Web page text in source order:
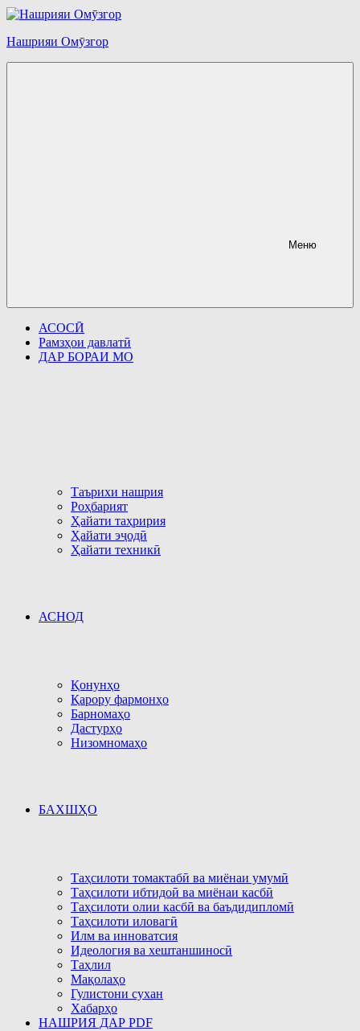
Перейти
содержимому
Нашрияи Омӯзгор
Меню
АСОСӢ
Рамзҳои давлатӣ
ДАР БОРАИ МО
Таърихи нашрия
Роҳбарият
Ҳайати таҳририя
Ҳайати эҷодӣ
Ҳайати техникӣ
АСНОД
Қонунҳо
Қарору фармонҳо
Барномаҳо
Дастурҳо
Низомномаҳо
БАХШҲО
Таҳсилоти томактабӣ ва миёнаи умумӣ
Таҳсилоти ибтидоӣ ва миёнаи касбӣ
Таҳсилоти олии касбӣ ва баъдидипломӣ
Таҳсилоти иловагӣ
Илм ва инноватсия
Идеология ва хештаншиносӣ
Таҳлил
Мақолаҳо
Гулистони сухан
Хабарҳо
НАШРИЯ ДАР PDF